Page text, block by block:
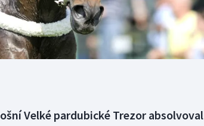
Plážový volejbal
Velké pardubické Trezor absolvoval